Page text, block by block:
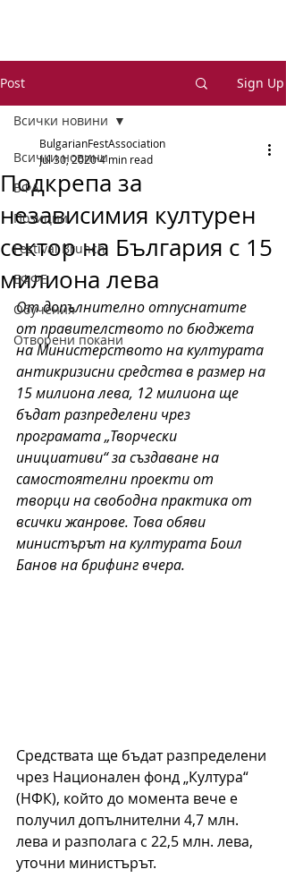
Post Sign Up
Всички новини
БФА
Позиции
Festival Brunch
ЕФФЕ
Обучения
Отворени покани
Всички новини
Подкрепа за
независимия културен
сектор на България с 15
милиона лева
BulgarianFestAssociation
Jul 30, 20204 min read
От допълнително отпуснатите
от правителството по бюджета
на Министерството на културата
антикризисни средства в размер на
15 милиона лева, 12 милиона ще
бъдат разпределени чрез
програмата „Творчески
инициативи“ за създаване на
самостоятелни проекти от
творци на свободна практика от
всички жанрове. Това обяви
министърът на културата Боил
Банов на брифинг вчера.
Средствата ще бъдат разпределени
чрез Национален фонд „Култура“
(НФК), който до момента вече е
получил допълнителни 4,7 млн.
лева и разполага с 22,5 млн. лева,
уточни министърът.